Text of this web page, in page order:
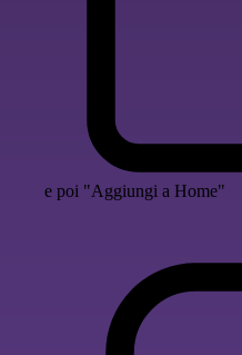
e poi "Aggiungi a Home"